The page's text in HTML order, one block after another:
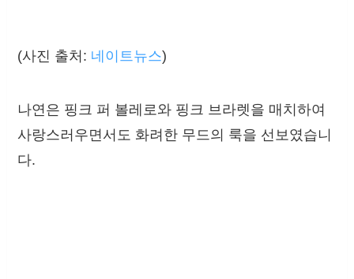
(사진 출처: 네이트뉴스)
나연은 핑크 퍼 볼레로와 핑크 브라렛을 매치하여
사랑스러우면서도 화려한 무드의 룩을 선보였습니
다.